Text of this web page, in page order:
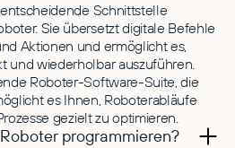
Schnittstelle
Sie übersetzt digitale Befehle
Aktionen und ermöglicht es,
und wiederholbar auszuführen.
Roboter-Software-Suite, die
es Ihnen, Roboterabläufe
gezielt zu optimieren.
programmieren?